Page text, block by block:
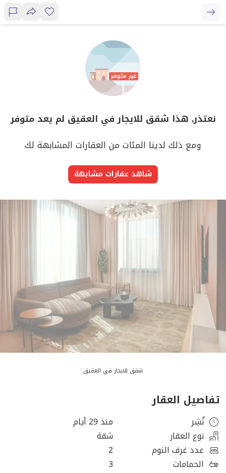
نعتذر, هذا شقق للايجار في العقيق لم يعد متوفر
ومع ذلك لدينا المئات من العقارات المشابهة لك
شاهد عقارات مشابهة
شقق للايجار في العقيق
تفاصيل العقار
نُشِر
منذ 29 أيام
نوع العقار
شقة
عدد غرف النوم
2
الحمامات
3